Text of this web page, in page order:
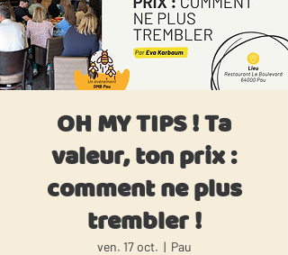
OH MY TIPS ! Ta
valeur, ton prix :
comment ne plus
trembler !
ven. 17 oct.
  |
Pau